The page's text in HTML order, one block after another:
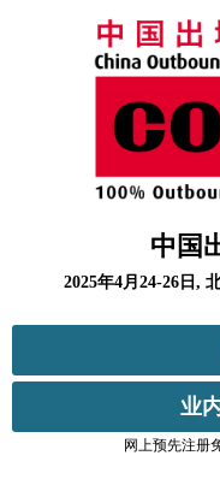
中国
2025年4月24-26日,
业
网上预先注册